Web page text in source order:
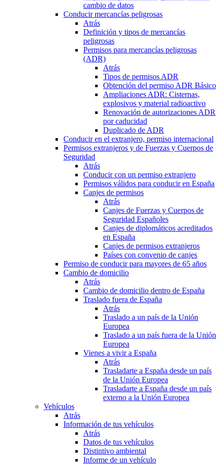
cambio de datos
Conducir mercancías peligrosas
Atrás
Definición y tipos de mercancías
peligrosas
Permisos para mercancías peligrosas
(ADR)
Atrás
Tipos de permisos ADR
Obtención del permiso ADR Básico
Ampliaciones ADR: Cisternas,
explosivos y material radioactivo
Renovación de autorizaciones ADR
por caducidad
Duplicado de ADR
Conducir en el extranjero, permiso internacional
Permisos extranjeros y de Fuerzas y Cuerpos de
Seguridad
Atrás
Conducir con un permiso extranjero
Permisos válidos para conducir en España
Canjes de permisos
Atrás
Canjes de Fuerzas y Cuerpos de
Seguridad Españoles
Canjes de diplomáticos acreditados
en España
Canjes de permisos extranjeros
Países con convenio de canjes
Permiso de conducir para mayores de 65 años
Cambio de domicilio
Atrás
Cambio de domicilio dentro de España
Traslado fuera de España
Atrás
Traslado a un país de la Unión
Europea
Traslado a un país fuera de la Unión
Europea
Vienes a vivir a España
Atrás
Trasladarte a España desde un país
de la Unión Europea
Trasladarte a España desde un país
externo a la Unión Europea
Vehículos
Atrás
Información de tus vehículos
Atrás
Datos de tus vehículos
Distintivo ambiental
Informe de un vehículo